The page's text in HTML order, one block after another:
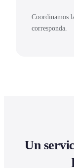
Coordinamos
corresponda.
Un